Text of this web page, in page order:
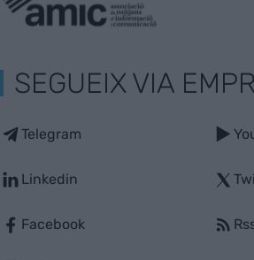
SEGUEIX VIA
Telegram
Linkedin
Facebook